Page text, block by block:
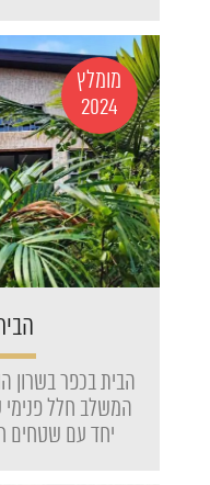
מומלץ
2024
הבית בכפר בשרון
המשלב חלל
יחד עם שטחים